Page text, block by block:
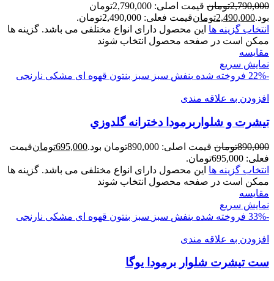
2,790,000تومان
قیمت اصلی: 2,790,000تومان
بود.2,490,000تومانقیمت فعلی: 2,490,000تومان.
انتخاب گزینه ها این محصول دارای انواع مختلفی می باشد. گزینه ها
ممکن است در صفحه محصول انتخاب شوند
مقايسه
نمایش سریع
-22%
فروخته شده بنفش سبز سبز بنتون قهوه ای مشکی نارنجی
افزودن به علاقه مندی
تيشرت و شلواربرمودا دخترانه گلدوزي
890,000تومان قیمت اصلی: 890,000تومان بود. 695,000تومانقیمت
فعلی: 695,000تومان.
انتخاب گزینه ها این محصول دارای انواع مختلفی می باشد. گزینه ها
ممکن است در صفحه محصول انتخاب شوند
مقايسه
نمایش سریع
-33%
فروخته شده بنفش سبز سبز بنتون قهوه ای مشکی نارنجی
افزودن به علاقه مندی
ست تیشرت شلوار برمودا یوگا